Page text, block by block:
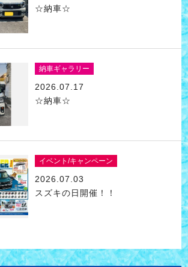
☆納車☆
納車ギャラリー
2026.07.17
☆納車☆
イベント/キャンペーン
2026.07.03
スズキの日開催！！